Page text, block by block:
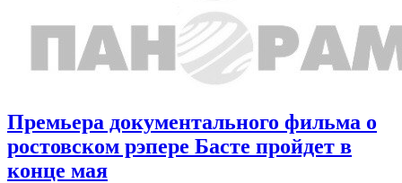
Премьера документального фильма о
ростовском рэпере Басте пройдет в
конце мая